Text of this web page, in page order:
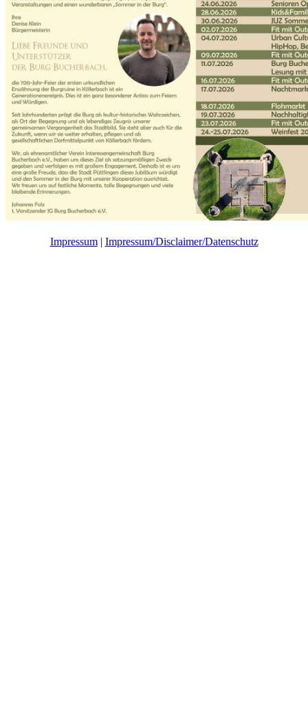
Impressum| Impressum/Disclaimer/Datenschutz